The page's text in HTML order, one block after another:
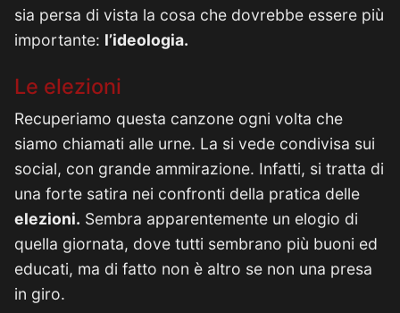
sia persa di vista la cosa che dovrebbe essere più
importante: l’ideologia.
Le elezioni
Recuperiamo questa canzone ogni volta che
siamo chiamati alle urne. La si vede condivisa sui
social, con grande ammirazione. Infatti, si tratta di
una forte satira nei confronti della pratica delle
elezioni. Sembra apparentemente un elogio di
quella giornata, dove tutti sembrano più buoni ed
educati, ma di fatto non è altro se non una presa
in giro.